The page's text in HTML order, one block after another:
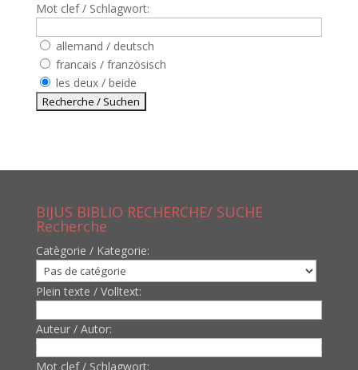
Mot clef / Schlagwort:
allemand / deutsch
francais / französisch
les deux / beide
BIJUS BIBLIO RECHERCHE/ SUCHE
Recherche
Catègorie / Kategorie:
Plein texte / Volltext:
Auteur / Autor:
Mot clef / Schlagwort: